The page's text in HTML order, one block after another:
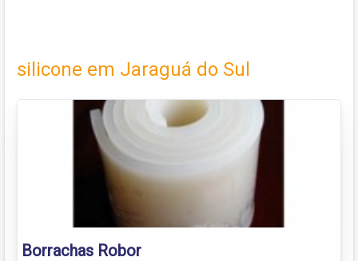
silicone em Jaraguá do Sul
Borrachas Robor